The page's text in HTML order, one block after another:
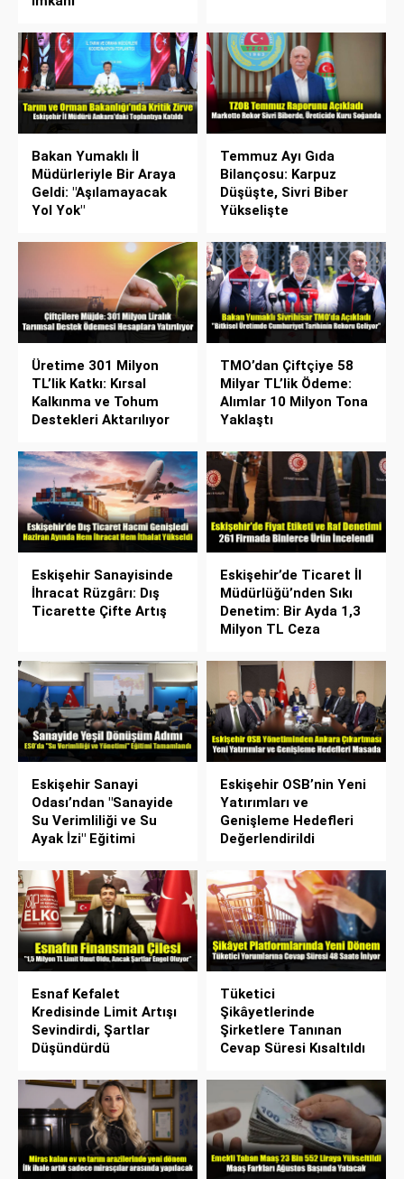
Bakan Yumaklı İl
Müdürleriyle Bir Araya
Geldi: "Aşılamayacak
Yol Yok"
Temmuz Ayı Gıda
Bilançosu: Karpuz
Düşüşte, Sivri Biber
Yükselişte
Üretime 301 Milyon
TL’lik Katkı: Kırsal
Kalkınma ve Tohum
Destekleri Aktarılıyor
TMO’dan Çiftçiye 58
Milyar TL’lik Ödeme:
Alımlar 10 Milyon Tona
Yaklaştı
Eskişehir Sanayisinde
İhracat Rüzgârı: Dış
Ticarette Çifte Artış
Eskişehir’de Ticaret İl
Müdürlüğü’nden Sıkı
Denetim: Bir Ayda 1,3
Milyon TL Ceza
Eskişehir Sanayi
Odası’ndan "Sanayide
Su Verimliliği ve Su
Ayak İzi" Eğitimi
Eskişehir OSB’nin Yeni
Yatırımları ve
Genişleme Hedefleri
Değerlendirildi
Esnaf Kefalet
Kredisinde Limit Artışı
Sevindirdi, Şartlar
Düşündürdü
Tüketici
Şikâyetlerinde
Şirketlere Tanınan
Cevap Süresi Kısaltıldı